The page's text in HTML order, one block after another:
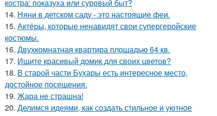
костра: показуха или суровый быт?
14. Няни в детском саду - это настоящие феи.
15. Актёры, которые ненавидят свои супергеройские
костюмы.
16. Двухкомнатная квартира площадью 64 кв.
17. Ищите красивый домик для своих цветов?
18. В старой части Бухары есть интересное место,
достойное посещения.
19. Жара не страшна!
20. Делимся идеями, как создать стильное и уютное